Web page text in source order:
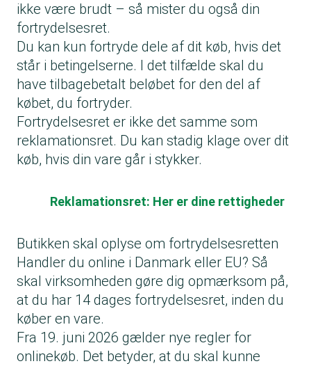
ikke være brudt – så mister du også din
fortrydelsesret.
Du kan kun fortryde dele af dit køb, hvis det
står i betingelserne. I det tilfælde skal du
have tilbagebetalt beløbet for den del af
købet, du fortryder.
Fortrydelsesret er ikke det samme som
reklamationsret. Du kan stadig klage over dit
køb, hvis din vare går i stykker.
Reklamationsret: Her er dine rettigheder
Butikken skal oplyse om fortrydelsesretten
Handler du online i Danmark eller EU? Så
skal virksomheden gøre dig opmærksom på,
at du har 14 dages fortrydelsesret, inden du
køber en vare.
Fra 19. juni 2026 gælder nye regler for
onlinekøb. Det betyder, at du skal kunne